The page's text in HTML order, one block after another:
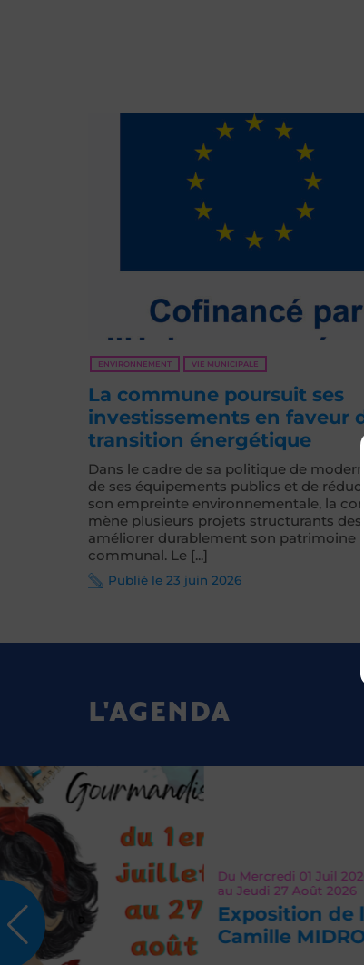
ENVIRONNEMENT VIE MUNICIPALE
La commune poursuit ses
investissements en faveur
transition énergétique
Dans le cadre de sa politique de
de ses équipements publics et de
son empreinte environnementale, la
mène plusieurs projets structurants
améliorer durablement son patrimoine
communal. Le [...]
Publié le 23 juin 2026
L'AGENDA
DuMercredi 01 Juil 2026
Jeudi 27 Août 2026
Exposition de
Camille